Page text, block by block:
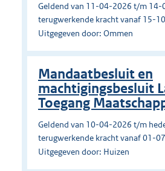
Geldend van 11-04-2026 t/m
terugwerkende kracht vanaf 15-
Uitgegeven door: Ommen
Mandaatbesluit en
machtigingsbesluit
Toegang
Geldend van 10-04-2026 t/m
terugwerkende kracht vanaf 01-
Uitgegeven door: Huizen